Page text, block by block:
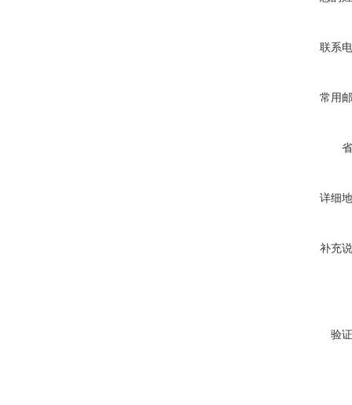
联系
常用
详细
补充
验